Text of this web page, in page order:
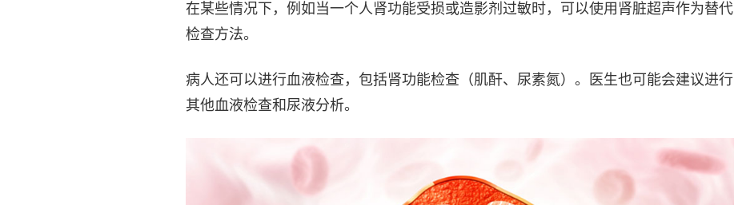
在某些情况下，例如当一个人肾功能受损或造影剂过敏时，可以使用肾脏超声作为替代
检查方法。
病人还可以进行血液检查，包括肾功能检查（肌酐、尿素氮）。医生也可能会建议进行
其他血液检查和尿液分析。